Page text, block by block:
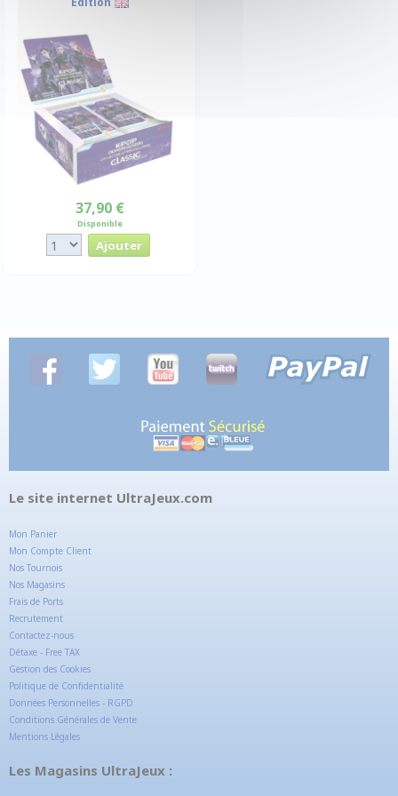
37,90 €
Disponible
Le site internet UltraJeux.com
Mon Panier
Mon Compte Client
Nos Tournois
Nos Magasins
Frais de Ports
Recrutement
Contactez-nous
Détaxe - Free TAX
Gestion des Cookies
Politique de Confidentialité
Données Personnelles - RGPD
Conditions Générales de Vente
Mentions Légales
Les Magasins UltraJeux :